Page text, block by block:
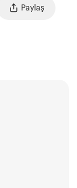
Paylaş